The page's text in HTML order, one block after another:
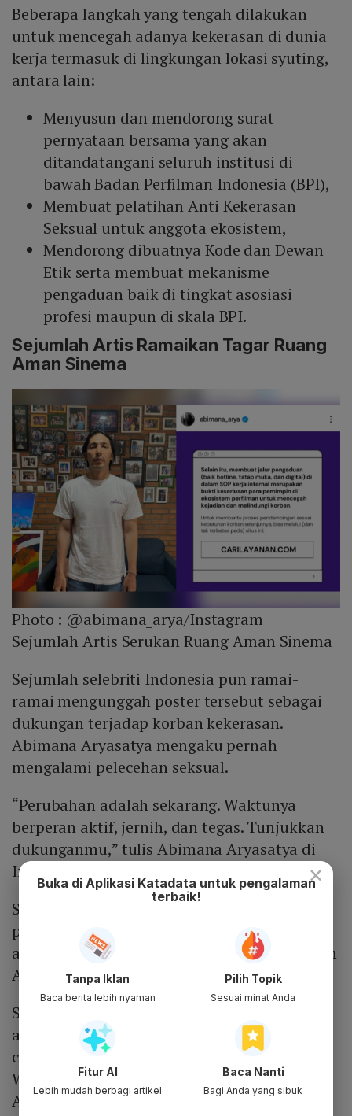
Beberapa langkah yang tengah dilakukan
untuk mencegah adanya kekerasan di dunia
kerja termasuk di lingkungan lokasi syuting,
antara lain:
Menyusun dan mendorong surat
pernyataan bersama yang akan
ditandatangani seluruh institusi di
bawah Badan Perfilman Indonesia (BPI),
Membuat pelatihan Anti Kekerasan
Seksual untuk anggota ekosistem,
Mendorong dibuatnya Kode dan Dewan
Etik serta membuat mekanisme
pengaduan baik di tingkat asosiasi
profesi maupun di skala BPI.
Sejumlah Artis Ramaikan Tagar Ruang
Aman Sinema
Photo : @abimana_arya/Instagram
Sejumlah Artis Serukan Ruang Aman Sinema
Sejumlah selebriti Indonesia pun ramai-
ramai mengunggah poster tersebut sebagai
dukungan terjadap korban kekerasan.
Abimana Aryasatya mengaku pernah
mengalami pelecehan seksual.
“Perubahan adalah sekarang. Waktunya
berperan aktif, jernih, dan tegas. Tunjukkan
dukunganmu,” tulis Abimana Aryasatya di
Instagramnya pada Minggu, 6 Februari 2022.
Selain itu, Susan Sameh juga mengunggah
poster yang sama disertai dengan caption
ajakan yang sama seperti yang diunggah oleh
Abimana Arya.
Selain Abimana dan Susan Sameh, terdapat
artis lain yang mengunggah poster dan
caption yang sama yakni Ernest Prakasa,
Wulan Guritno, Shenina Cinnamon, Zara
Adhisty, Beby Tsabina hingga Hannah Al
×
Buka di Aplikasi Katadata untuk pengalaman
terbaik!
Tanpa Iklan
Baca berita lebih nyaman
Pilih Topik
Sesuai minat Anda
Fitur AI
Lebih mudah berbagi artikel
Baca Nanti
Bagi Anda yang sibuk